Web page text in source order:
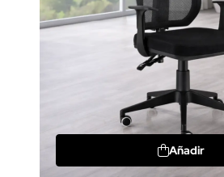
Añadir